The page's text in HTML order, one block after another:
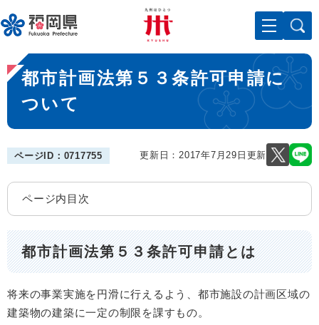
ー
ジ
先
頭
。
メニューを飛ばして本文へ
本
文
都市計画法第５３条許可申請に
ついて
ページID：0717755 更新日：2017年7月29日更新
ページ内目次
都市計画法第５３条許可申請とは
将来の事業実施を円滑に行えるよう、都市施設の計画区域の
建築物の建築に一定の制限を課すもの。